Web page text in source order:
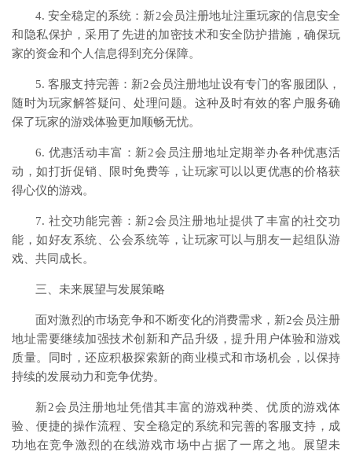
4. 安全稳定的系统：新2会员注册地址注重玩家的信息安全
和隐私保护，采用了先进的加密技术和安全防护措施，确保玩
家的资金和个人信息得到充分保障。
5. 客服支持完善：新2会员注册地址设有专门的客服团队，
随时为玩家解答疑问、处理问题。这种及时有效的客户服务确
保了玩家的游戏体验更加顺畅无忧。
6. 优惠活动丰富：新2会员注册地址定期举办各种优惠活
动，如打折促销、限时免费等，让玩家可以以更优惠的价格获
得心仪的游戏。
7. 社交功能完善：新2会员注册地址提供了丰富的社交功
能，如好友系统、公会系统等，让玩家可以与朋友一起组队游
戏、共同成长。
三、未来展望与发展策略
面对激烈的市场竞争和不断变化的消费需求，新2会员注册
地址需要继续加强技术创新和产品升级，提升用户体验和游戏
质量。同时，还应积极探索新的商业模式和市场机会，以保持
持续的发展动力和竞争优势。
新2会员注册地址凭借其丰富的游戏种类、优质的游戏体
验、便捷的操作流程、安全稳定的系统和完善的客服支持，成
功地在竞争激烈的在线游戏市场中占据了一席之地。展望未